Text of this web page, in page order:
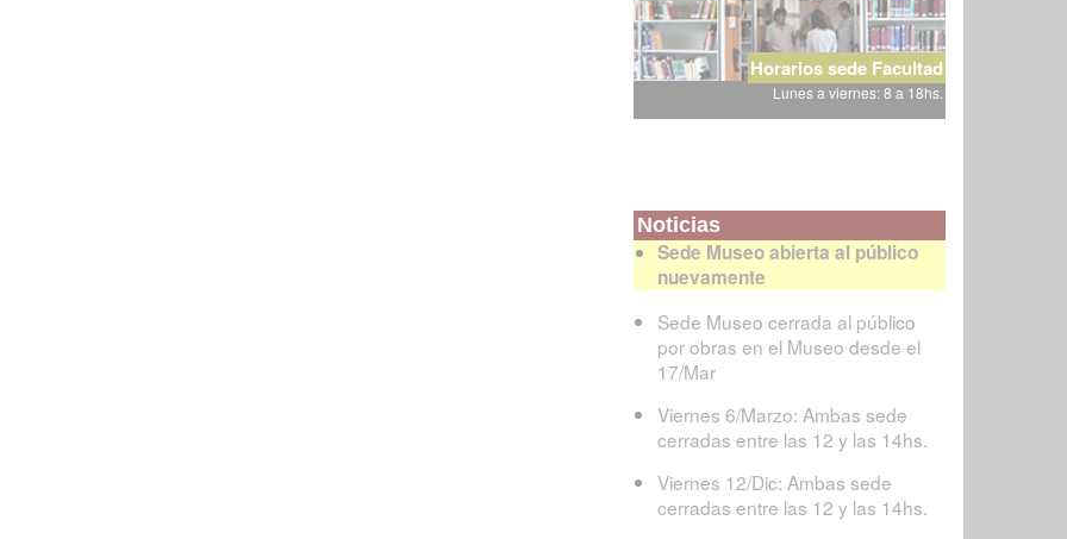
Horarios sede Facultad
Lunes a viernes: 8 a 18hs.
Noticias
Sede Museo abierta al público
nuevamente
Sede Museo cerrada al público
por obras en el Museo desde el
17/Mar
Viernes 6/Marzo: Ambas sede
cerradas entre las 12 y las 14hs.
Viernes 12/Dic: Ambas sede
cerradas entre las 12 y las 14hs.